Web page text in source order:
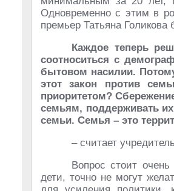
Одновременно с этим в
премьер Татьяна Голикова
Каждое теперь
соотноситься с
бытовом насилии.
этот закон против
приоритетом?
семьям, поддерживать
семьи. Семья – это
– считает
Вопрос стоит
дети, точно не могут